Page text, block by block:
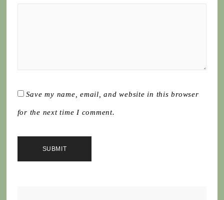
Save my name, email, and website in this browser
for the next time I comment.